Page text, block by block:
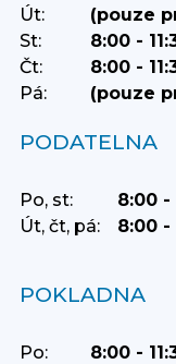
Út:
(pouze
St:
8:00 -
Čt:
8:00 -
Pá:
(pouze
PODATELNA
Po, st:
8:00 -
Út, čt, pá:
8:00 -
POKLADNA
Po:
8:00 -